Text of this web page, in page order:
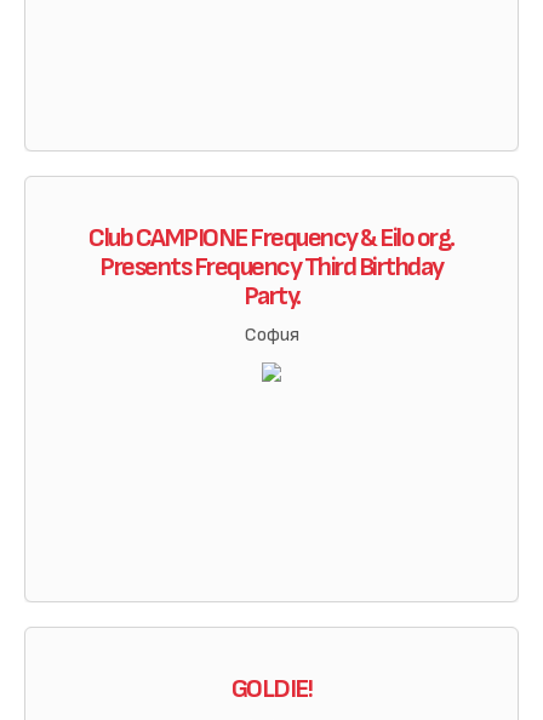
Club CAMPIONE Frequency & Eilo org.
Presents Frequency Third Birthday
Party.
София
GOLDIE!